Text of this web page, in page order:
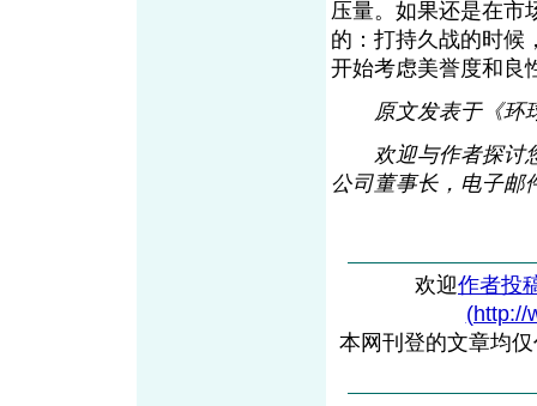
压量。如果还是在市
的：打持久战的时候
开始考虑美誉度和良
原文发表于《环
欢迎与作者探讨您
公司董事长，电子邮
欢迎作者投
(http://
本网刊登的文章均